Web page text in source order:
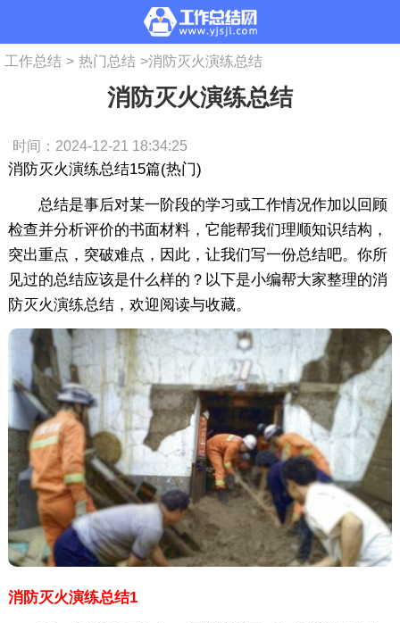
工作总结 > 热门总结 >消防灭火演练总结
消防灭火演练总结
时间：2024-12-21 18:34:25
消防灭火演练总结15篇(热门)
总结是事后对某一阶段的学习或工作情况作加以回顾
检查并分析评价的书面材料，它能帮我们理顺知识结构，
突出重点，突破难点，因此，让我们写一份总结吧。你所
见过的总结应该是什么样的？以下是小编帮大家整理的消
防灭火演练总结，欢迎阅读与收藏。
消防灭火演练总结1